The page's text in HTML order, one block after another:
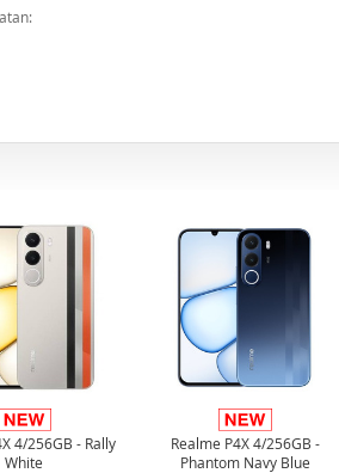
4/256GB - Rally
White
Realme P4X 4/256GB -
Phantom Navy Blue